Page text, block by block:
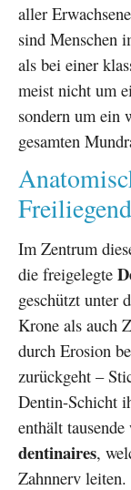
aller
sind Menschen
als bei einer
meist nicht um
sondern um ein
gesamten
Im Zentrum
die freigelegte
geschützt unter
Krone als auch
durch Erosion
zurückgeht –
Dentin-Schicht
enthält
dentinaires,
Zahnnerv leiten.